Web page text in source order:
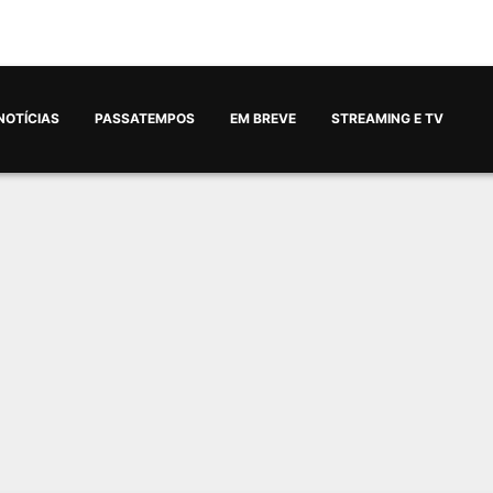
PASSATEMPOS EM BREVE STREAMING E TV